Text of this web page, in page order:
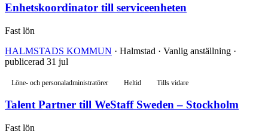
Enhetskoordinator till serviceenheten
Fast lön
HALMSTADS KOMMUN · Halmstad · Vanlig anställning ·
publicerad 31 jul
Löne- och personaladministratörer Heltid Tills vidare
Talent Partner till WeStaff Sweden – Stockholm
Fast lön